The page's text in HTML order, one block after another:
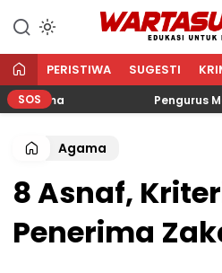
WARTA SUGESTI √
Edukasi
PERISTIWA SUGESTI
SOS Pengurus Masjid
Agama
8 Asnaf,
Penerima